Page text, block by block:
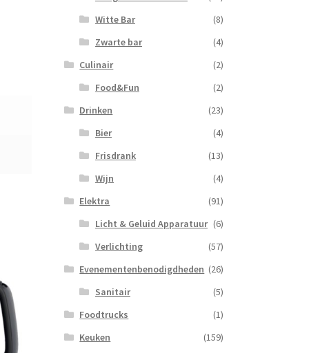
Witte Bar
(8)
Zwarte bar
(4)
Culinair
(2)
Food&Fun
(2)
Drinken
(23)
Bier
(4)
Frisdrank
(13)
Wijn
(4)
Elektra
(91)
Licht & Geluid Apparatuur (6)
Verlichting
(57)
Evenementenbenodigdheden (26)
Sanitair
(5)
Foodtrucks
(1)
Keuken
(159)